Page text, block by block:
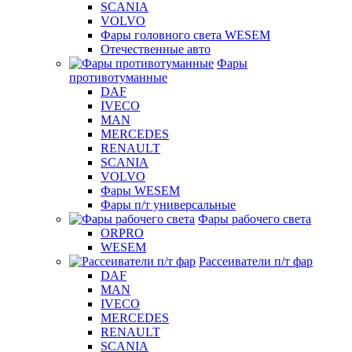
SCANIA
VOLVO
Фары головного света WESEM
Отечественные авто
Фары
противотуманные
DAF
IVECO
MAN
MERCEDES
RENAULT
SCANIA
VOLVO
Фары WESEM
Фары п/т универсальные
Фары рабочего света
ORPRO
WESEM
Рассеиватели п/т фар
DAF
MAN
IVECO
MERCEDES
RENAULT
SCANIA